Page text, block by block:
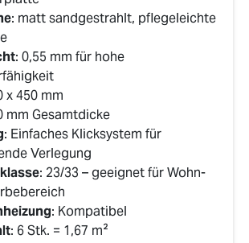
: matt sandgestrahlt, pflegeleichte
: 0,55 mm für hohe
x 450 mm
mm Gesamtdicke
: Einfaches Klicksystem für
Verlegung
: 23/33 – geeignet für Wohn-
: Kompatibel
: 6 Stk. = 1,67 m²